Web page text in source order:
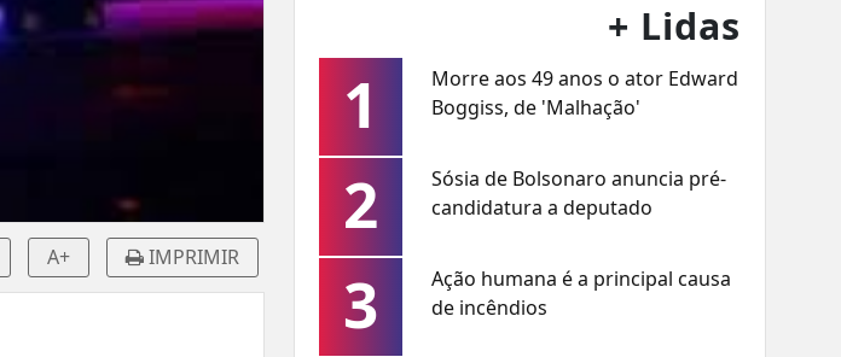
A+ IMPRIMIR
+ Lidas
1
Morre aos 49 anos o ator Edward
Boggiss, de 'Malhação'
2
Sósia de Bolsonaro anuncia pré-
candidatura a deputado
3
Ação humana é a principal causa
de incêndios